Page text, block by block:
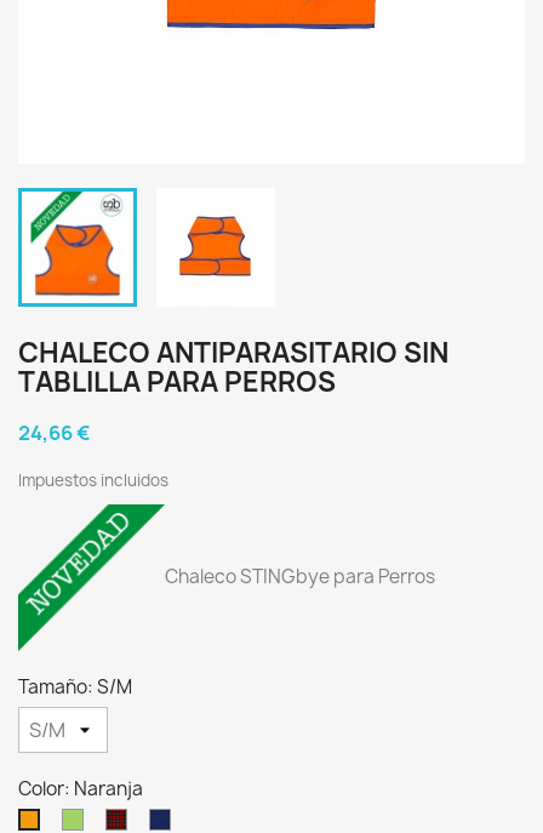
CHALECO ANTIPARASITARIO SIN
TABLILLA PARA PERROS
24,66 €
Impuestos incluidos
Chaleco STINGbye para Perros
Tamaño: S/M
Color: Naranja
VerdeEscocés